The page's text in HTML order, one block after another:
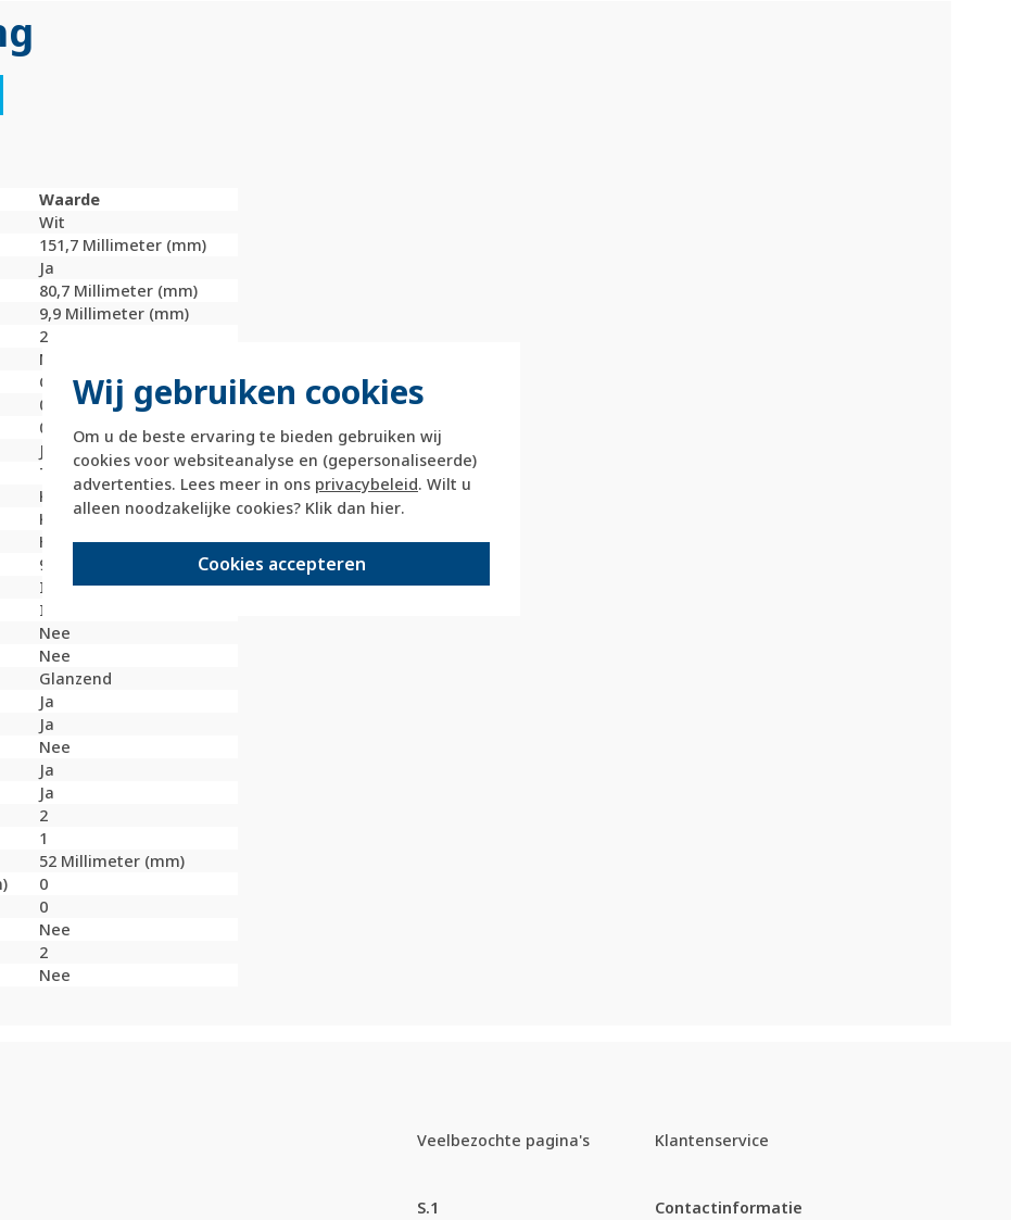
Wij gebruiken cookies
Om u de beste ervaring te bieden gebruiken wij
cookies voor websiteanalyse en (gepersonaliseerde)
advertenties. Lees meer in ons privacybeleid. Wilt u
alleen noodzakelijke cookies? Klik dan hier.
Cookies accepteren
Waarde
Wit
151,7 Millimeter (mm)
Ja
80,7 Millimeter (mm)
9,9 Millimeter (mm)
2
Nee
Onbehandeld
0 Millimeter (mm)
0 Millimeter (mm)
Ja
Thermoplast
Kunststof
Klembevestiging
Horizontaal
9010
IK05
IP20
Nee
Nee
Glanzend
Ja
Ja
Nee
Ja
Ja
2
1
52 Millimeter (mm)
0
0
Nee
2
Nee
Veelbezochte pagina's
S.1
Klantenservice
Contactinformatie